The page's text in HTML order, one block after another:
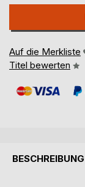
Auf die Merkliste
Titel bewerten
BESCHREIBUNG